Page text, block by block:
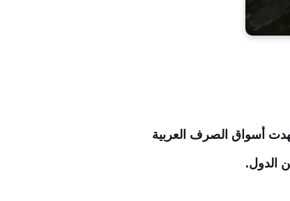
عربياً: ليبيا تتصدر الفجوة، العراق الأكثر استقراراً اليوم السبت 13 يونيو 2026، شهدت أسواق الصرف العربية
الدول.